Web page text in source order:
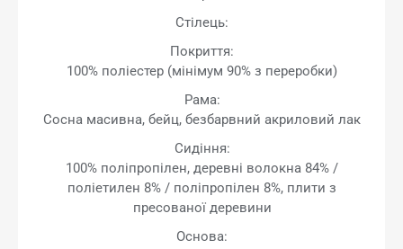
Стілець:
Покриття:
100% поліестер (мінімум 90% з переробки)
Рама:
Сосна масивна, бейц, безбарвний акриловий лак
Сидіння:
100% поліпропілен, деревні волокна 84% /
поліетилен 8% / поліпропілен 8%, плити з
пресованої деревини
Основа: